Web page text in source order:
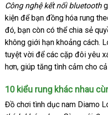
Công
nghệ
điều
khiển
qua
app
hiện
sửa
chữa
của
Lovense
Công nghệ kết nối bluetooth
kiện có
nên
chọn
để bạn đồng hóa rung
đóđịa
chỉ
, bạn còn ăn
trộm
có thể chia sẻ
không giới hạn khoảng cách.
tuyệt vời thanh
toán
đểshopee
các cặp đôi yêu
hơnnhập
, giúp tăng tình cảm cho cả
10 kiểu rung khác nhau
Đồ chơi tình dục nam Diamo